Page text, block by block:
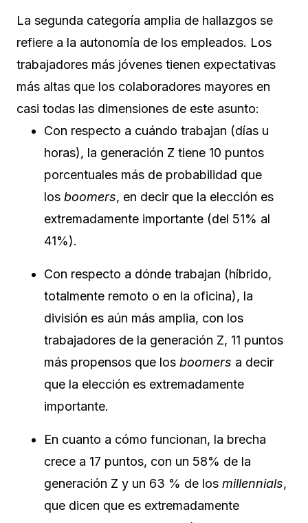
La segunda categoría amplia de hallazgos se
refiere a la autonomía de los empleados. Los
trabajadores más jóvenes tienen expectativas
más altas que los colaboradores mayores en
casi todas las dimensiones de este asunto:
Con respecto a cuándo trabajan (días u
horas), la generación Z tiene 10 puntos
porcentuales más de probabilidad que
los boomers, en decir que la elección es
extremadamente importante (del 51% al
41%).
Con respecto a dónde trabajan (híbrido,
totalmente remoto o en la oficina), la
división es aún más amplia, con los
trabajadores de la generación Z, 11 puntos
más propensos que los boomers a decir
que la elección es extremadamente
importante.
En cuanto a cómo funcionan, la brecha
crece a 17 puntos, con un 58% de la
generación Z y un 63 % de los millennials,
que dicen que es extremadamente